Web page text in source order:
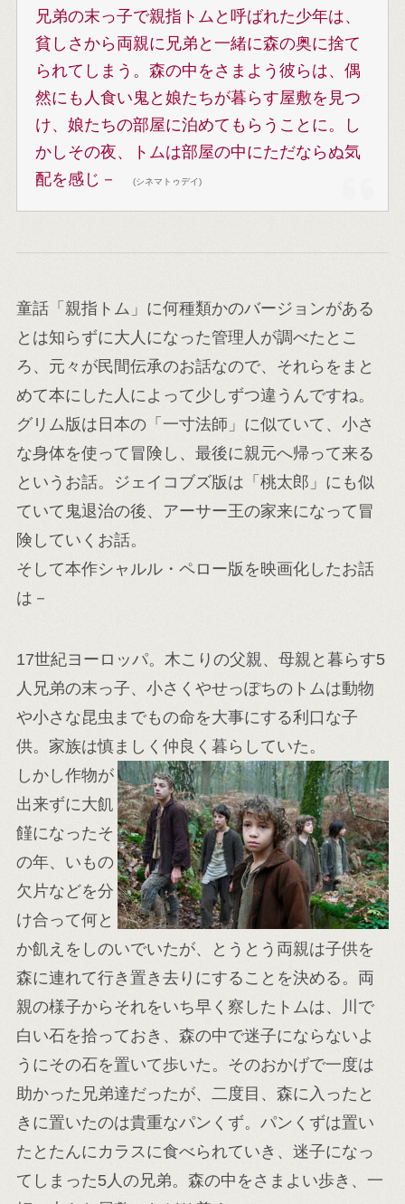
兄弟の末っ子で親指トムと呼ばれた少年は、
貧しさから両親に兄弟と一緒に森の奥に捨て
られてしまう。森の中をさまよう彼らは、偶
然にも人食い鬼と娘たちが暮らす屋敷を見つ
け、娘たちの部屋に泊めてもらうことに。し
かしその夜、トムは部屋の中にただならぬ気
配を感じ－
(シネマトゥデイ)
童話「親指トム」に何種類かのバージョンがある
とは知らずに大人になった管理人が調べたとこ
ろ、元々が民間伝承のお話なので、それらをまと
めて本にした人によって少しずつ違うんですね。
グリム版は日本の「一寸法師」に似ていて、小さ
な身体を使って冒険し、最後に親元へ帰って来る
というお話。ジェイコブズ版は「桃太郎」にも似
ていて鬼退治の後、アーサー王の家来になって冒
険していくお話。
そして本作シャルル・ペロー版を映画化したお話
は－
17世紀ヨーロッパ。木こりの父親、母親と暮らす5
人兄弟の末っ子、小さくやせっぽちのトムは動物
や小さな昆虫までもの命を大事にする利口な子
供。家族は慎ましく仲良く暮らしていた。
しかし作物が
出来ずに大飢
饉になったそ
の年、いもの
欠片などを分
け合って何と
か飢えをしのいでいたが、とうとう両親は子供を
森に連れて行き置き去りにすることを決める。両
親の様子からそれをいち早く察したトムは、川で
白い石を拾っておき、森の中で迷子にならないよ
うにその石を置いて歩いた。そのおかげで一度は
助かった兄弟達だったが、二度目、森に入ったと
きに置いたのは貴重なパンくず。パンくずは置い
たとたんにカラスに食べられていき、迷子になっ
てしまった5人の兄弟。森の中をさまよい歩き、一